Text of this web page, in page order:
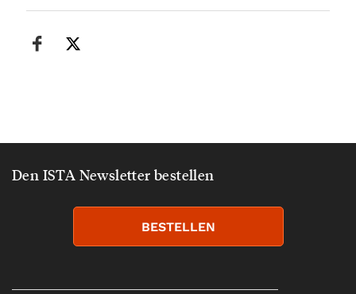
Den ISTA Newsletter bestellen
BESTELLEN